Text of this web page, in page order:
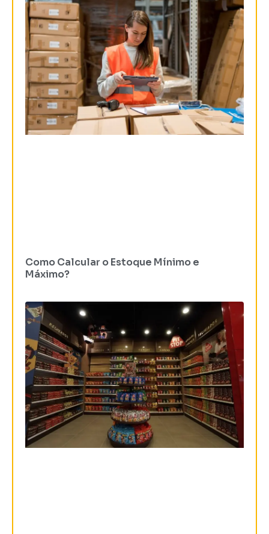
Como Calcular o Estoque Mínimo e
Máximo?